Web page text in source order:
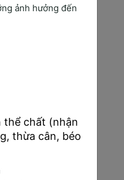
được 26 tuần?
thai kỳ,
rệt hơn, điều này có
thông qua siêu âm.
được xác định một
mẹ bầu cần đặc biệt
thường như đau thắt
đau đầu gối hoặc
cho bác sĩ để được tư
ảnh hưởng đến
thể chất (nhận
thừa cân, béo